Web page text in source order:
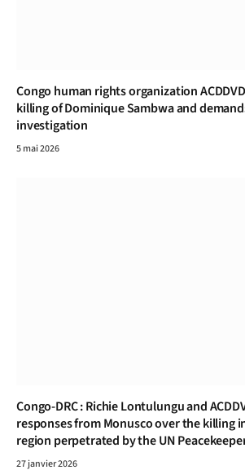
Congo human rights organization
killing of Dominique Sambwa and
investigation
5 mai 2026
Congo-DRC : Richie Lontulungu and
responses from Monusco over the killing
region perpetrated by the UN
27 janvier 2026